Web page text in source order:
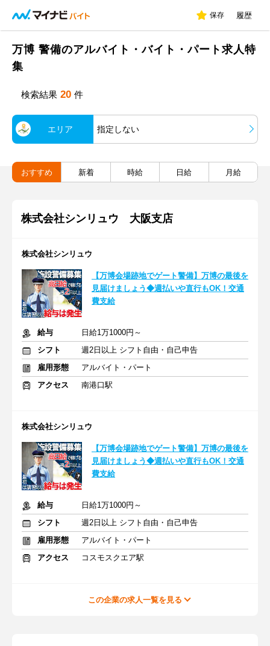
保存 履歴
万博 警備のアルバイト・バイト・パート求人特
集
検索結果 20 件
エリア 指定しない
おすすめ 新着 時給 日給 月給
株式会社シンリュウ 大阪支店
株式会社シンリュウ
【万博会場跡地でゲート警備】万博の最後を
見届けましょう◆週払いや直行もOK！交通
費支給
給与
日給1万1000円～
シフト
週2日以上 シフト自由・自己申告
雇用形態
アルバイト・パート
アクセス
南港口駅
株式会社シンリュウ
【万博会場跡地でゲート警備】万博の最後を
見届けましょう◆週払いや直行もOK！交通
費支給
給与
日給1万1000円～
シフト
週2日以上 シフト自由・自己申告
雇用形態
アルバイト・パート
アクセス
コスモスクエア駅
この企業の求人一覧を見る